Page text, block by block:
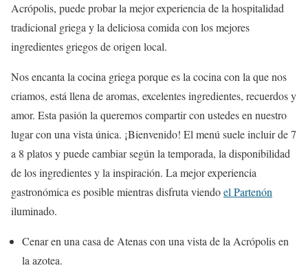
Acrópolis, puede probar la mejor experiencia de la hospitalidad
tradicional griega y la deliciosa comida con los mejores
ingredientes griegos de origen local.
Nos encanta la cocina griega porque es la cocina con la que nos
criamos, está llena de aromas, excelentes ingredientes, recuerdos y
amor. Esta pasión la queremos compartir con ustedes en nuestro
lugar con una vista única. ¡Bienvenido! El menú suele incluir de 7
a 8 platos y puede cambiar según la temporada, la disponibilidad
de los ingredientes y la inspiración. La mejor experiencia
gastronómica es posible mientras disfruta viendoel Partenón
iluminado.
Cenar en una casa de Atenas con una vista de la Acrópolis en
la azotea.